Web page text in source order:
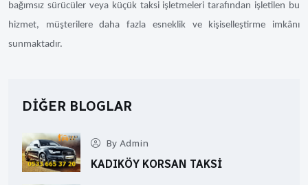
bağımsız sürücüler veya küçük taksi işletmeleri tarafından işletilen bu
hizmet, müşterilere daha fazla esneklik ve kişiselleştirme imkânı
sunmaktadır.
DIĞER BLOGLAR
By Admin
KADIKÖY KORSAN TAKSI